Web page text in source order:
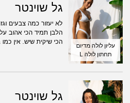
עליון לולה מדיום
תחתון לולה L
גל שוינטר
לא יעזור כמה צבעים
הלבן תמיד הכי אהוב
הכי שיקית שיש. אין
גל שוינטר